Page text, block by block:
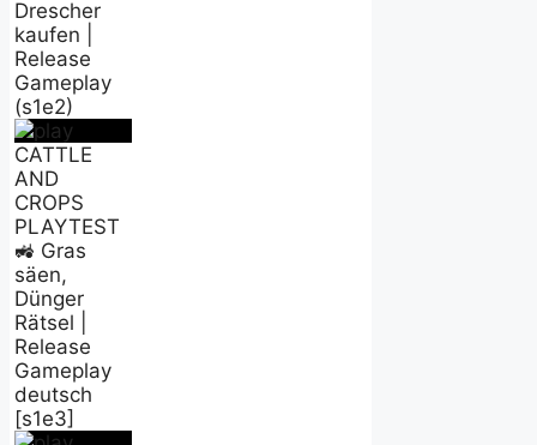
Drescher
kaufen |
Release
Gameplay
(s1e2)
CATTLE
AND
CROPS
PLAYTEST
🚜 Gras
säen,
Dünger
Rätsel |
Release
Gameplay
deutsch
[s1e3]